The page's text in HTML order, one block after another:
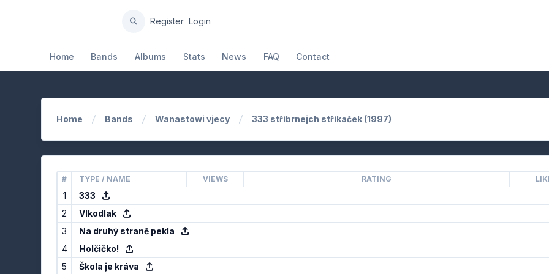
Home Bands Albums Stats News FAQ Contact
Register Login
Home Bands Wanastowi vjecy 333 stříbrnejch stříkaček (1997)
# TYPE / NAME VIEWS RATING
1
333
2
Vlkodlak
3
Na druhý straně pekla
4
Holčičko!
5
Škola je kráva